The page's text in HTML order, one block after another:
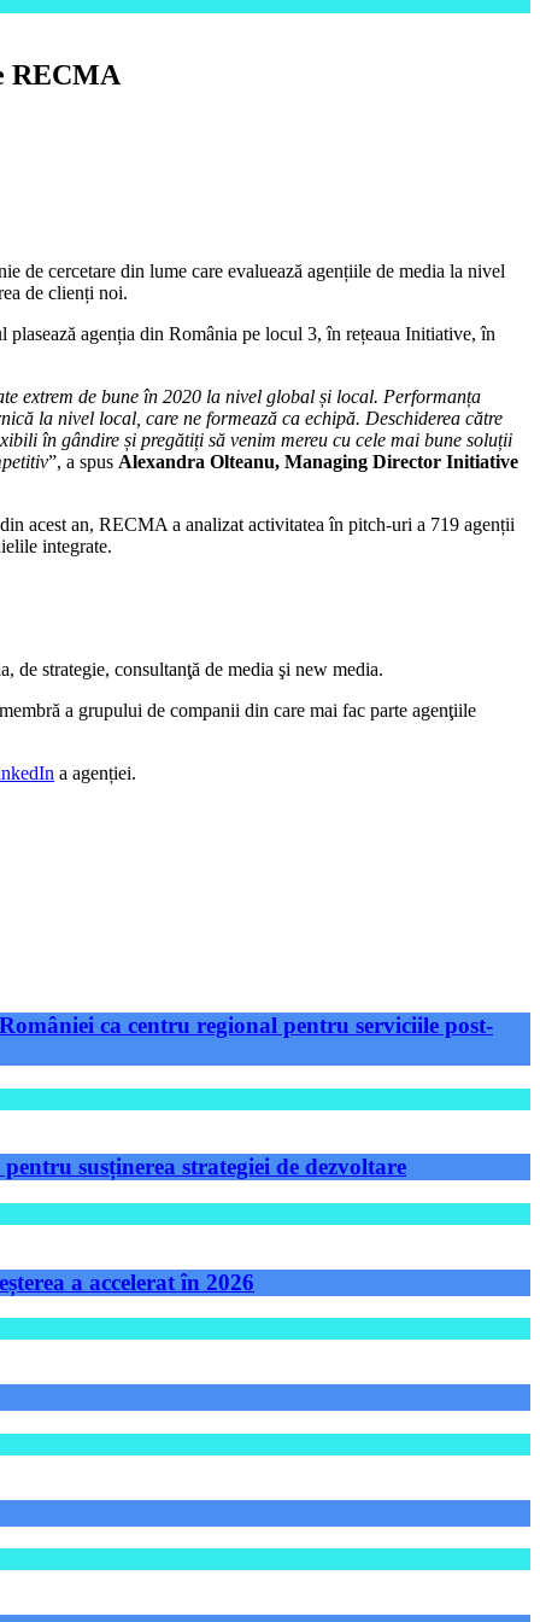
RECMA
de cercetare din lume care evaluează agențiile de media la nivel
de clienți noi.
agenția din România pe locul 3, în rețeaua Initiative, în
extrem de bune în 2020 la nivel global și local. Performanța
la nivel local, care ne formează ca echipă. Deschiderea către
în gândire și pregătiți să venim mereu cu cele mai bune soluții
”, a spus Alexandra Olteanu, Managing Director Initiative
acest an, RECMA a analizat activitatea în pitch-uri a 719 agenții
integrate.
de strategie, consultanţă de media şi new media.
a grupului de companii din care mai fac parte agenţiile
a agenției.
ca centru regional pentru serviciile post-
susținerea strategiei de dezvoltare
a accelerat în 2026